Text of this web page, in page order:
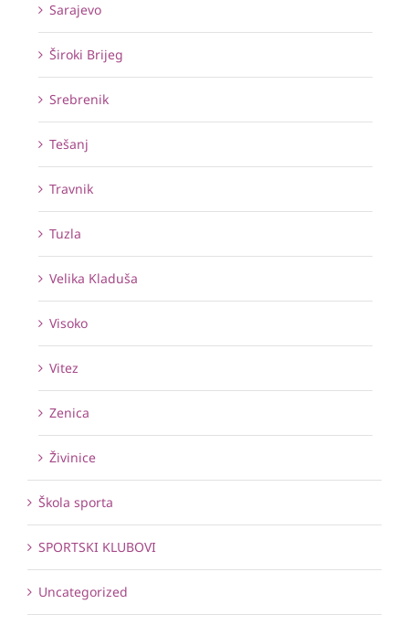
Sarajevo
Široki Brijeg
Srebrenik
Tešanj
Travnik
Tuzla
Velika Kladuša
Visoko
Vitez
Zenica
Živinice
Škola sporta
SPORTSKI KLUBOVI
Uncategorized